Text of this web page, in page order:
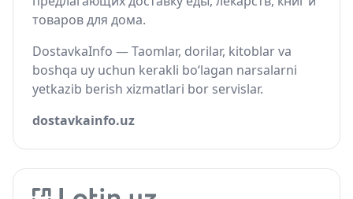
товаров для дома.
DostavkaInfo — Taomlar, dorilar, kitoblar va
boshqa uy uchun kerakli bo‘lagan narsalarni
yetkazib berish xizmatlari bor servislar.
dostavkainfo.uz